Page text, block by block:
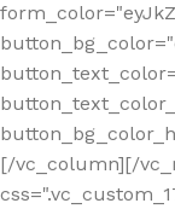
[/vc_column][/